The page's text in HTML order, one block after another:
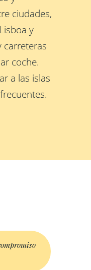
ciudades,
y
carreteras
coche.
a las islas